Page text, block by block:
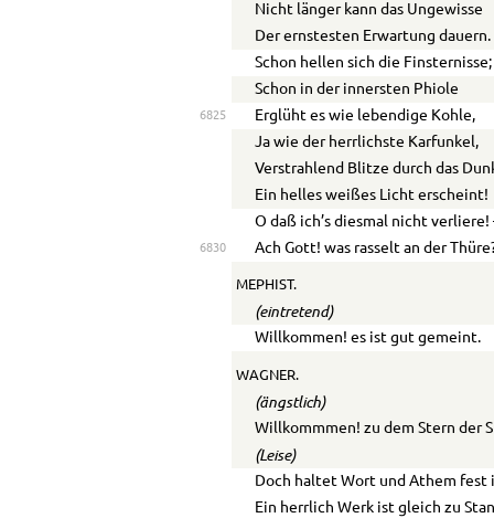
Nicht länger kann das Ungewisse
Der ernstesten Erwartung dauern.
Schon hellen sich die Finsternisse;
Schon in der innersten Phiole
6825
Erglüht es wie lebendige Kohle,
Ja wie der herrlichste Karfunkel,
Verstrahlend Blitze durch das
Ein helles weißes Licht erscheint!
O daß ich’s diesmal nicht verliere!
6830 Ach Gott! was rasselt an der
MEPHIST.
(eintretend)
Willkommen! es ist gut gemeint.
WAGNER.
(ängstlich)
Willkommmen! zu dem Stern der
(Leise)
Doch haltet Wort und Athem fest
Ein herrlich Werk ist gleich zu